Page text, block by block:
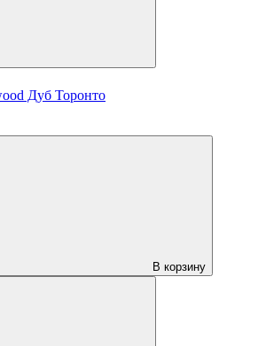
Дуб Торонто
В корзину